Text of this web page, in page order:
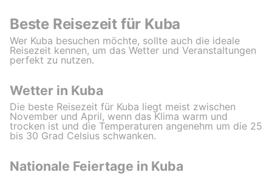
Beste Reisezeit für Kuba
Wer Kuba besuchen möchte, sollte auch die ideale
Reisezeit kennen, um das Wetter und Veranstaltungen
perfekt zu nutzen.
Wetter in Kuba
Die beste Reisezeit für Kuba liegt meist zwischen
November und April, wenn das Klima warm und
trocken ist und die Temperaturen angenehm um die 25
bis 30 Grad Celsius schwanken.
Nationale Feiertage in Kuba